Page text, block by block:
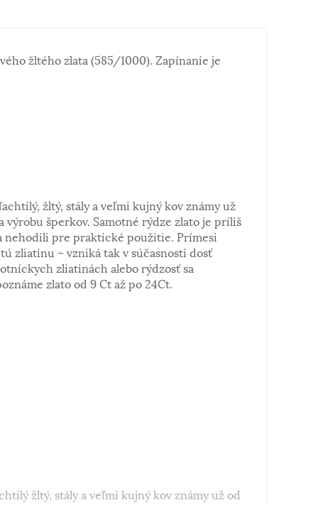
žltého zlata (585/1000). Zapínanie je
žltý, stály a veľmi kujný kov známy už
výrobu šperkov. Samotné rýdze zlato je príliš
nehodili pre praktické použitie. Prímesi
zliatinu – vzniká tak v súčasnosti dosť
zliatinách alebo rýdzosť sa
zlato od 9 Ct až po 24Ct.
žltý, stály a veľmi kujný kov známy už od